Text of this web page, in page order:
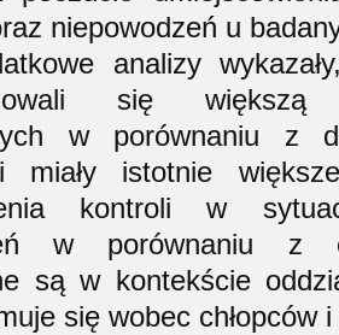
niepowodzeń u
analizy
się większą
w porównaniu z
miały istotnie
kontroli w
w porównaniu z
są w kontekście
się wobec chłopców